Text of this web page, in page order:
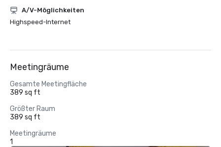
A/V-Möglichkeiten
Highspeed-Internet
Meetingräume
Gesamte Meetingfläche
389 sq ft
Größter Raum
389 sq ft
Meetingräume
1